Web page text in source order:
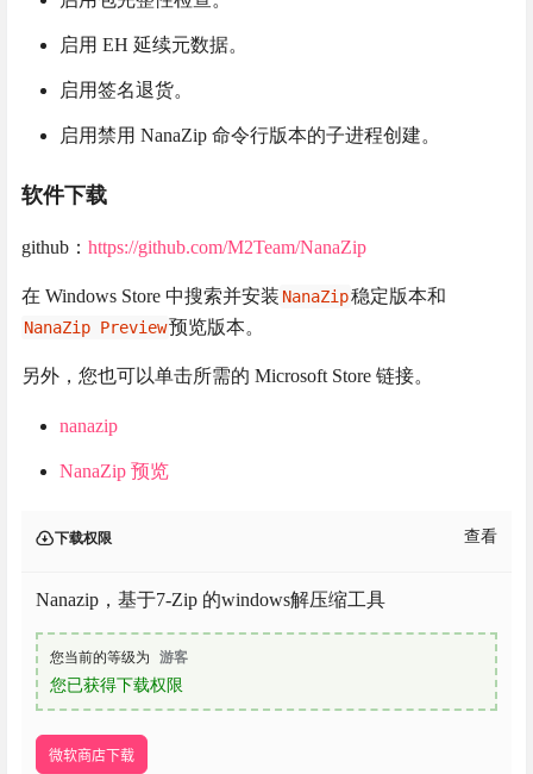
启用 EH 延续元数据。
启用签名退货。
启用禁用 NanaZip 命令行版本的子进程创建。
软件下载
github： https://github.com/M2Team/NanaZip
在 Windows Store 中搜索并安装 NanaZip稳定版本和
NanaZip Preview预览版本。
另外，您也可以单击所需的 Microsoft Store 链接。
nanazip
NanaZip 预览
下载权限 查看
Nanazip，基于7-Zip 的windows解压缩工具
您当前的等级为 游客
您已获得下载权限
微软商店下载